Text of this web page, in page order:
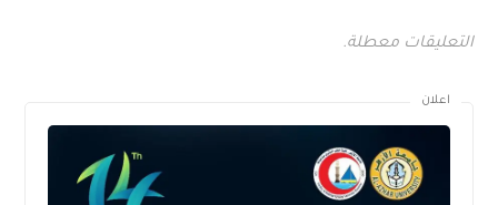
التعليقات معطلة.
اعلان